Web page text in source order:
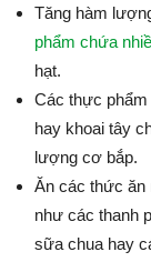
Tăng hàm
phẩm chứa
hạt.
Các thực phẩm
hay khoai tây
lượng cơ bắp.
Ăn các thức ăn
như các thanh
sữa chua hay